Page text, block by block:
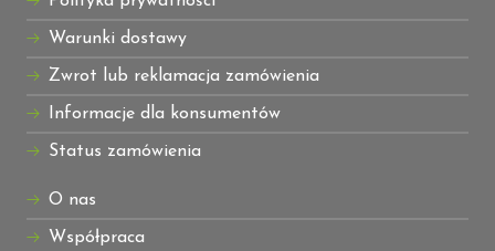
Warunki dostawy
Zwrot lub reklamacja zamówienia
Informacje dla konsumentów
Status zamówienia
O nas
Współpraca